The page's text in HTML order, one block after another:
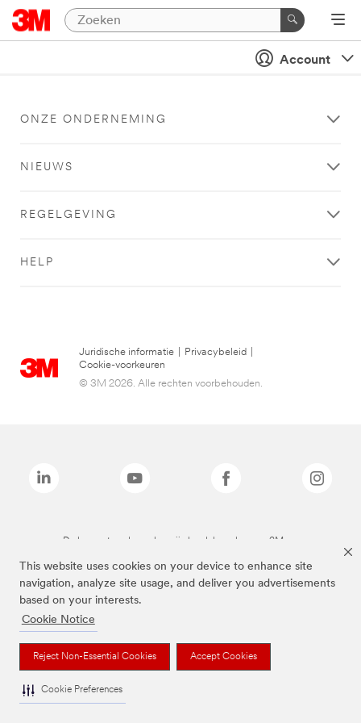
This website uses cookies on your device to enhance site
navigation, analyze site usage, and deliver you advertisements
based on your interests.
Cookie Notice
Reject Non-Essential Cookies Accept Cookies
Cookie Preferences
Account
ONZE ONDERNEMING
NIEUWS
REGELGEVING
HELP
Juridische informatie Privacybeleid
Cookie-voorkeuren
© 3M 2026. Alle rechten voorbehouden.
De bovenstaande merken zijn handelsmerken van 3M.we